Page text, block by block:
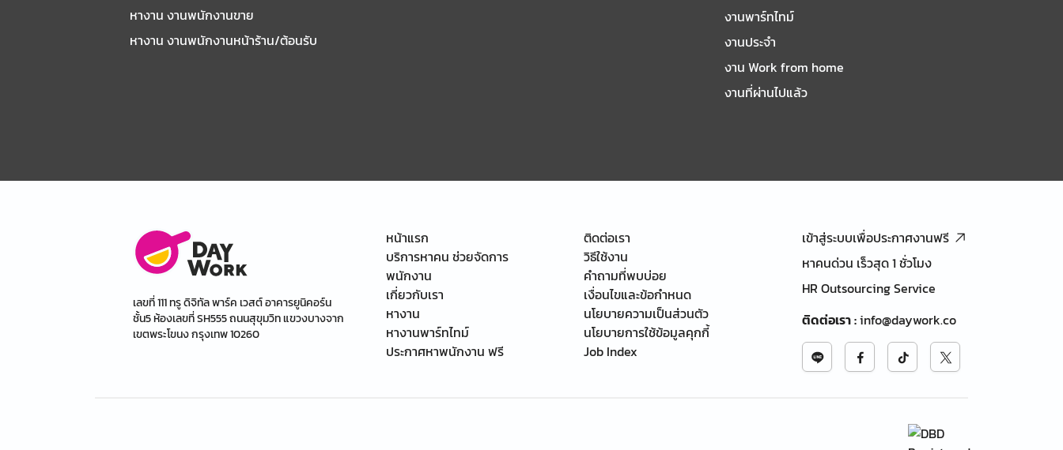
หางาน งานพนักงานขาย
หางาน งานพนักงานหน้าร้าน/ต้อนรับ
งานพาร์ทไทม์
งานประจำ
งาน Work from home
งานที่ผ่านไปแล้ว
เลขที่ 111 ทรู ดิจิทัล พาร์ค เวสต์ อาคารยูนิคอร์น
ชั้น5 ห้องเลขที่ SH555 ถนนสุขุมวิท แขวงบางจาก
เขตพระโขนง กรุงเทพ 10260
หน้าแรก
บริการหาคน ช่วยจัดการ
พนักงาน
เกี่ยวกับเรา
หางาน
หางานพาร์ทไทม์
ประกาศหาพนักงาน ฟรี
ติดต่อเรา
วิธีใช้งาน
คำถามที่พบบ่อย
เงื่อนไขและข้อกำหนด
นโยบายความเป็นส่วนตัว
นโยบายการใช้ข้อมูลคุกกี้
Job Index
เข้าสู่ระบบเพื่อประกาศงานฟรี
หาคนด่วน เร็วสุด 1 ชั่วโมง
HR Outsourcing Service
ติดต่อเรา:info@daywork.co